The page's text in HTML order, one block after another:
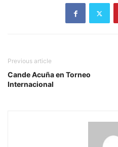
Previous article
Cande Acuña en Torneo
Internacional